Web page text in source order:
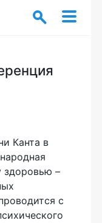
Канта в
здоровью –
с